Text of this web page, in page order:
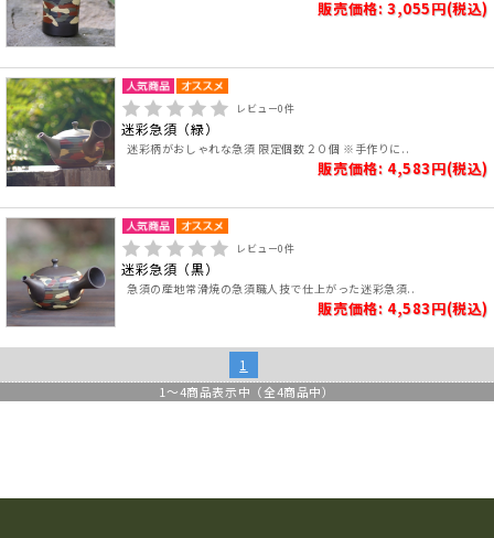
販売価格: 3,055円(税込)
レビュー0件
迷彩急須（緑）
迷彩柄がおしゃれな急須 限定個数２０個 ※手作りに..
販売価格: 4,583円(税込)
レビュー0件
迷彩急須（黒）
急須の産地常滑焼の急須職人技で仕上がった迷彩急須..
販売価格: 4,583円(税込)
1
1 ～4商品表示中（全4商品中）